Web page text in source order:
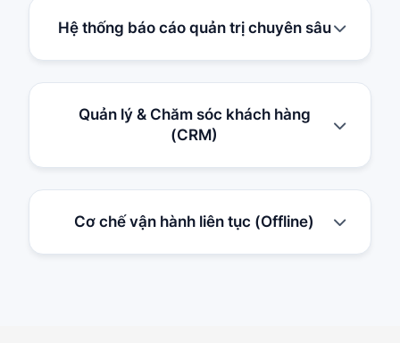
Hệ thống báo cáo quản trị chuyên sâu
Quản lý & Chăm sóc khách hàng
(CRM)
Cơ chế vận hành liên tục (Offline)